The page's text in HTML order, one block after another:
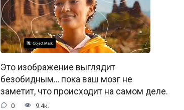
Это изображение выглядит
безобидным… пока ваш мозг не
заметит, что происходит на самом деле.
0 9.4к.